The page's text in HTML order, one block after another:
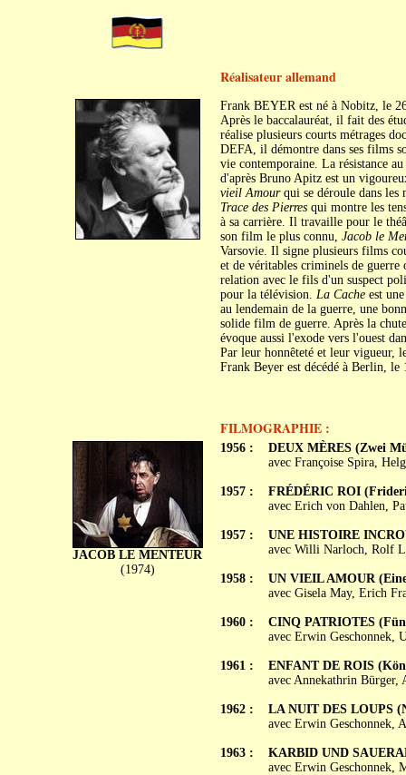
Réalisateur allemand
Frank BEYER est né à Nobitz, le
Après le baccalauréat, il fait des
réalise plusieurs courts métrages
DEFA, il démontre dans ses films
vie contemporaine. La résistance
d'après Bruno Apitz est un
vieil Amourqui se déroule dans les
Trace des Pierresqui montre les
à sa carrière. Il travaille pour le
son film le plus connu, Jacob le
Varsovie. Il signe plusieurs films
et de véritables criminels de guerre
relation avec le fils d'un suspect
pour la télévision. La Cache est
au lendemain de la guerre, une
solide film de guerre. Après la
évoque aussi l'exode vers l'ouest
Par leur honnêteté et leur vigueur,
Frank Beyer est décédé à Berlin, le
FILMOGRAPHIE :
JACOB LE MENTEUR
(1974)
1956 :
1957 :
1957 :
1958 :
1960 :
1961 :
1962 :
1963 :
DEUX MÈRES (Zwei
avec Françoise Spira,
FRÉDÉRIC ROI
avec Erich von Dahlen,
UNE HISTOIRE
avec Willi Narloch, Rolf
UN VIEIL AMOUR
avec Gisela May, Erich
CINQ PATRIOTES
avec Erwin
ENFANT DE ROIS
avec Annekathrin
LA NUIT DES LOUPS
avec Erwin Geschonnek,
KARBID UND
avec Erwin Geschonnek,